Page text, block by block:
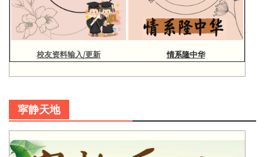
校友资料输入/更新 情系隆中华
寜静天地